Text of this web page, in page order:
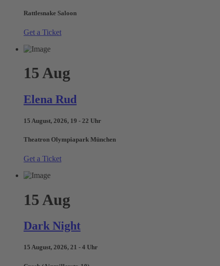
Rattlesnake Saloon
Get a Ticket
15Aug
Elena Rud
15 August, 2026, 19 - 22 Uhr
Theatron Olympiapark München
Get a Ticket
15 Aug
Dark Night
15 August, 2026, 21 - 4 Uhr